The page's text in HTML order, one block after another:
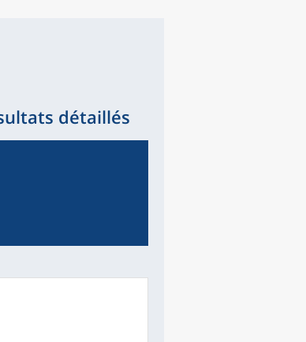
détaillés